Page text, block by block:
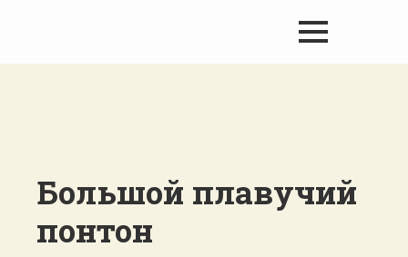
Большой плавучий
понтон